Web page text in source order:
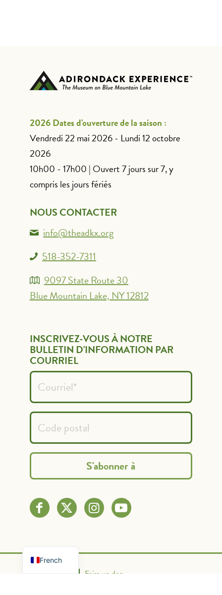
2026 Dates d'ouverture de la saison :
Vendredi 22 mai 2026 - Lundi 12 octobre
2026
10h00 - 17h00 | Ouvert 7 jours sur 7, y
compris les jours fériés
NOUS CONTACTER
info@theadkx.org
518-352-7311
9097 State Route 30
Blue Mountain Lake, NY 12812
INSCRIVEZ-VOUS À NOTRE
BULLETIN D'INFORMATION PAR
COURRIEL
Nous contacter Faire un don
French